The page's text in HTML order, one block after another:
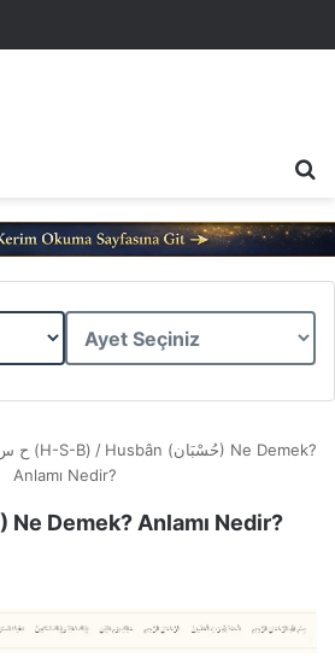
ح س ب (H-S-B) / Husbân (حُسْبَان) Ne Demek?
Anlamı Nedir?
Husbân (حُسْبَان) Ne Demek? Anlamı Nedir?